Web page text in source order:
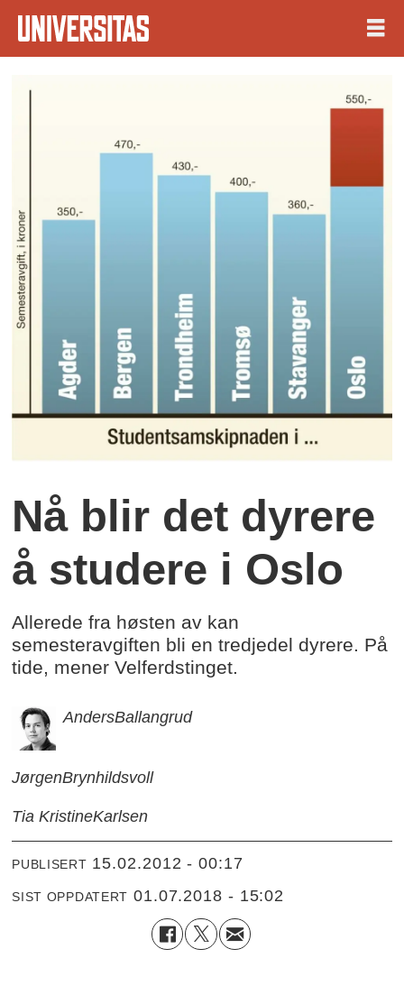
Nå blir det dyrere
å studere i Oslo
Allerede fra høsten av kan
semesteravgiften bli en tredjedel dyrere. På
tide, mener Velferdstinget.
AndersBallangrud
JørgenBrynhildsvoll
Tia KristineKarlsen
PUBLISERT 15.02.2012 - 00:17
SIST OPPDATERT 01.07.2018 - 15:02